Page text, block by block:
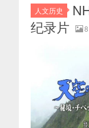
人文历史
纪录片
8